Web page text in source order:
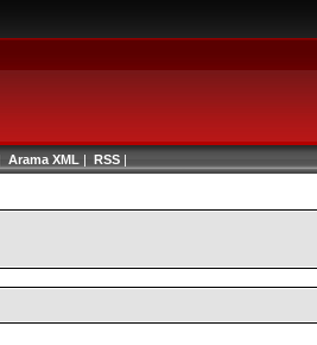
Arama XML | RSS |